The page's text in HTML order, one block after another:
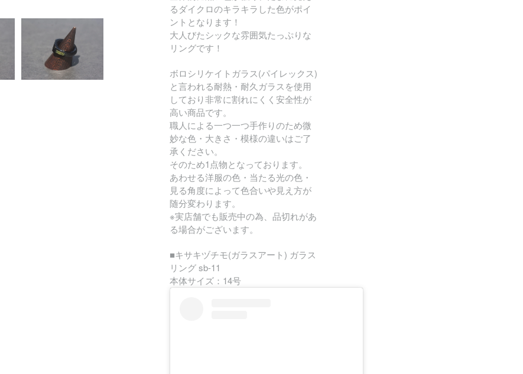
るダイクロのキラキラした色がポイ
ントとなります！
大人びたシックな雰囲気たっぷりな
リングです！
ボロシリケイトガラス(パイレックス)
と言われる耐熱・耐久ガラスを使用
しており非常に割れにくく安全性が
高い商品です。
職人による一つ一つ手作りのため微
妙な色・大きさ・模様の違いはご了
承ください。
そのため1点物となっております。
あわせる洋服の色・当たる光の色・
見る角度によって色合いや見え方が
随分変わります。
※実店舗でも販売中の為、品切れがあ
る場合がございます。
■キサキヅチモ(ガラスアート) ガラス
リング sb-11
本体サイズ：14号